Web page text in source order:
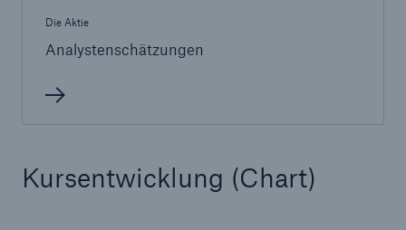
Die Aktie
Analystenschätzungen
Kursentwicklung (Chart)
Naturkatastrophen